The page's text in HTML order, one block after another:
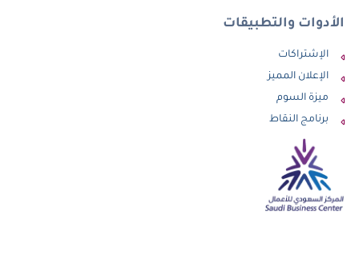
الأدوات والتطبيقات
الإشتراكات
الإعلان المميز
ميزة السوم
برنامج النقاط